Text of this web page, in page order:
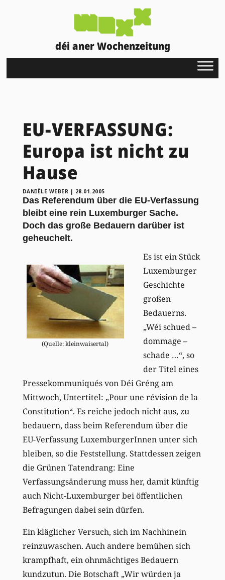
déi aner Wochenzeitung
EU-VERFASSUNG:
Europa ist nicht zu
Hause
DANIÈLE WEBER | 28.01.2005
Das Referendum über die EU-Verfassung
bleibt eine rein Luxemburger Sache.
Doch das große Bedauern darüber ist
geheuchelt.
(Quelle: kleinwaisertal)
Es ist ein Stück
Luxemburger
Geschichte
großen
Bedauerns.
„Wéi schued –
dommage –
schade …“, so
der Titel eines
Pressekommuniqués von Déi Gréng am
Mittwoch, Untertitel: „Pour une révision de la
Constitution“. Es reiche jedoch nicht aus, zu
bedauern, dass beim Referendum über die
EU-Verfassung LuxemburgerInnen unter sich
bleiben, so die Feststellung. Stattdessen zeigen
die Grünen Tatendrang: Eine
Verfassungsänderung muss her, damit künftig
auch Nicht-Luxemburger bei öffentlichen
Befragungen dabei sein dürfen.
Ein kläglicher Versuch, sich im Nachhinein
reinzuwaschen. Auch andere bemühen sich
krampfhaft, ein ohnmächtiges Bedauern
kundzutun. Die Botschaft „Wir würden ja